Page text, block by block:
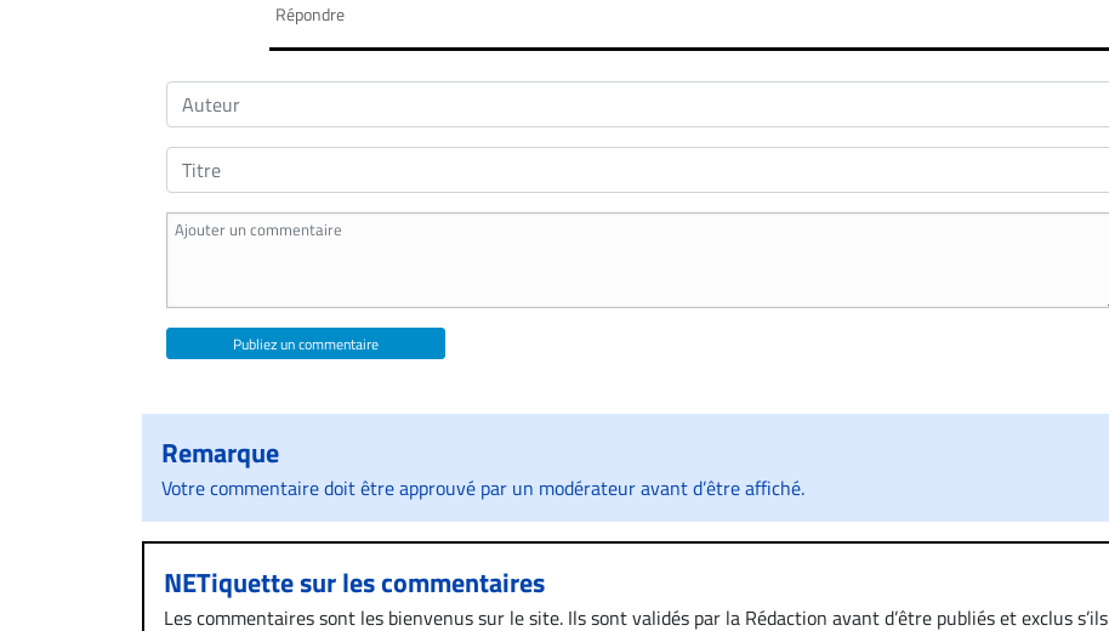
Répondre
Publiez un commentaire
Remarque
Votre commentaire doit être approuvé par un modérateur avant d’être affiché.
NETiquette sur les commentaires
Les commentaires sont les bienvenus sur le site. Ils sont validés par la Rédaction avant d’être publiés et exclus s’ils